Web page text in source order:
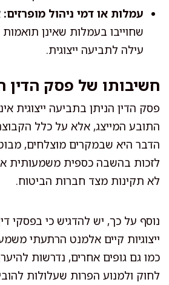
עמלות או דמי ניהול מופרזים:
שחוייבו בעמלות שאינן
עילה לתביעה ייצוגית.
חשיבותו של פסק הדין
פסק הדין הניתן בתביעה ייצוגית
התובע המייצג, אלא על כלל
הדבר היא שבמקרים מוצלחים,
לזכות בהשבה כספית משמעותית
לא תקינות מצד חברות הביטוח.
נוסף על כך, יש להדגיש כי בפסקי
ייצוגיות קיים אלמנט הרתעתי
כמו גם גופים אחרים, נדרשות
לחוק ולמנוע הפרות שעלולות